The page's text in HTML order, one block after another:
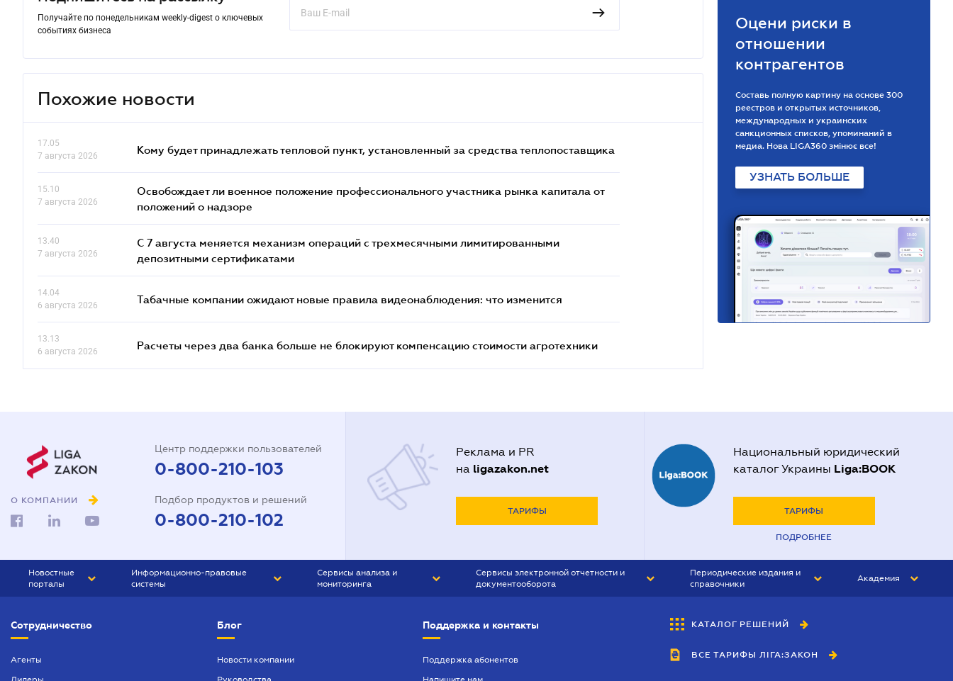
Получайте по понедельникам weekly-digest о ключевых
событиях бизнеса
Похожие новости
17.05
7 августа 2026
Кому будет принадлежать тепловой пункт, установленный за средства теплопоставщика
15.10
7 августа 2026
Освобождает ли военное положение профессионального участника рынка капитала от
положений о надзоре
13.40
7 августа 2026
С 7 августа меняется механизм операций с трехмесячными лимитированными
депозитными сертификатами
14.04
6 августа 2026
Табачные компании ожидают новые правила видеонаблюдения: что изменится
13.13
6 августа 2026
Расчеты через два банка больше не блокируют компенсацию стоимости агротехники
Оцени риски в
отношении
контрагентов
Составь полную картину на основе 300
реестров и открытых источников,
международных и украинских
санкционных списков, упоминаний в
медиа. Нова LIGA360 змінює все!
УЗНАТЬ БОЛЬШЕ
О КОМПАНИИ
Центр поддержки пользователей
0-800-210-103
Подбор продуктов и решений
0-800-210-102
Реклама и PR
на ligazakon.net
ТАРИФЫ
Национальный юридический
каталог Украины Liga:BOOK
ТАРИФЫ
ПОДРОБНЕЕ
Новостные
порталы
БИЗНЕС
Информационно-правовые
системы
Сервисы анализа и
мониторинга
Сервисы электронной отчетности и
документооборота
Периодические издания и
справочники
БУХГАЛТЕР&ЗАКОН
ВЕСТНИК МСФО
Академия
Сотрудничество
Агенты
Блог
Новости компании
Поддержка и контакты
Поддержка абонентов
КАТАЛОГ РЕШЕНИЙ
ВСЕ ТАРИФЫ ЛІГА:ЗАКОН